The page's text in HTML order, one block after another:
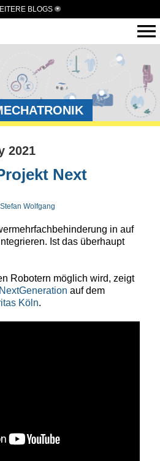
BLOGS
2021
Next
Wolfgang
in auf
Ist das überhaupt
Robotern möglich wird, zeigt
NextGeneration auf dem
Köln.